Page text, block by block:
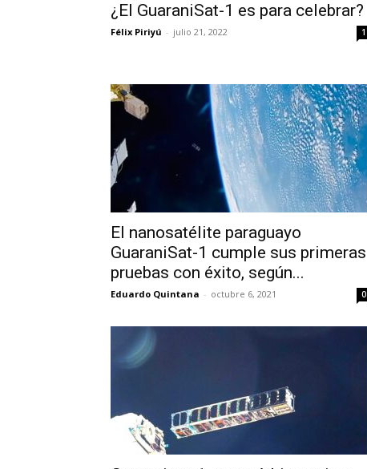
¿El GuaraniSat-1 es para celebrar?
Félix Piriyú - julio 21, 2022 1
El nanosatélite paraguayo
GuaraniSat-1 cumple sus primeras
pruebas con éxito, según...
Eduardo Quintana - octubre 6, 2021 0